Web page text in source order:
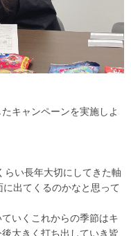
キャンペーンを実施しよ
らい長年大切にしてきた軸
出てくるのかなと思って
いくこれからの季節はキ
大きく打ち出していき皆